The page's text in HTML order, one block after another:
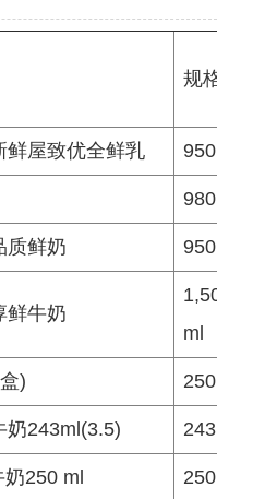
规格
鲜屋致优全鲜乳 950 ml
980 ml
质鲜奶 950 g
鲜牛奶
1,500
ml
) 250 ml
奶243ml(3.5) 243 ml
250 ml 250 ml